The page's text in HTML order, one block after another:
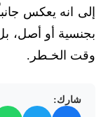
إلى انه يعكس
بجنسية أو أصل،
وقت الخـطر.
شارك: